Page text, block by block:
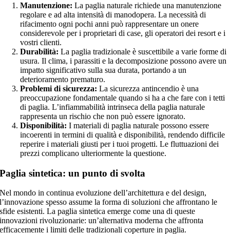
Manutenzione: La paglia naturale richiede una manutenzione
regolare e ad alta intensità di manodopera. La necessità di
rifacimento ogni pochi anni può rappresentare un onere
considerevole per i proprietari di case, gli operatori dei resort e i
vostri clienti.
Durabilità: La paglia tradizionale è suscettibile a varie forme di
usura. Il clima, i parassiti e la decomposizione possono avere un
impatto significativo sulla sua durata, portando a un
deterioramento prematuro.
Problemi di sicurezza: La sicurezza antincendio è una
preoccupazione fondamentale quando si ha a che fare con i tetti
di paglia. L’infiammabilità intrinseca della paglia naturale
rappresenta un rischio che non può essere ignorato.
Disponibilità: I materiali di paglia naturale possono essere
incoerenti in termini di qualità e disponibilità, rendendo difficile
reperire i materiali giusti per i tuoi progetti. Le fluttuazioni dei
prezzi complicano ulteriormente la questione.
Paglia sintetica: un punto di svolta
Nel mondo in continua evoluzione dell’architettura e del design,
l’innovazione spesso assume la forma di soluzioni che affrontano le
sfide esistenti. La paglia sintetica emerge come una di queste
innovazioni rivoluzionarie: un’alternativa moderna che affronta
efficacemente i limiti delle tradizionali coperture in paglia.